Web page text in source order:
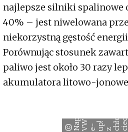
najlepsze silniki spalinowe
40% – jest niwelowana
niekorzystną gęstość
Porównując stosunek
paliwo jest około 30 razy
akumulatora litowo-
N a
p
ę
d V
W e
- u
p ! z c
h ł
o
d
z
o
y m
c
i e
c
z
ą s
i l
n
i
i
e s
y
n
c
r
o z
n z
m
a
g
n
e
s
m t
rw
a
ł
y
m
w i
r
n
i
k
i
e
w e
w
n
ę
t
r
n y
m © V
o
l
k
s
w
a